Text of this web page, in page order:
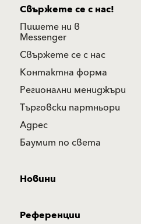
Свържете се с нас!
Пишете ни в
Messenger
Свържете се с нас
Контактна форма
Регионални мениджъри
Търговски партньори
Адрес
Баумит по света
Новини
Референции